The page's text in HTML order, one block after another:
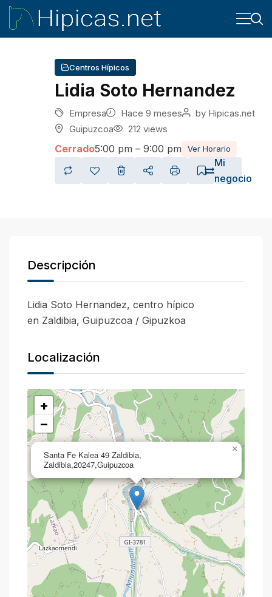
Centros Hípicos
Lidia Soto Hernandez
Empresa Hace 9 meses by Hipicas.net
Guipuzcoa
212 views
Cerrado5:00 pm – 9:00 pm Ver Horario
Mi
negocio
Descripción
Lidia Soto Hernandez, centro hípico
en Zaldibia, Guipuzcoa / Gipuzkoa
Localización
Santa Fe Kalea 49 Zaldibia,
Zaldibia,20247,Guipuzcoa
×
+
−